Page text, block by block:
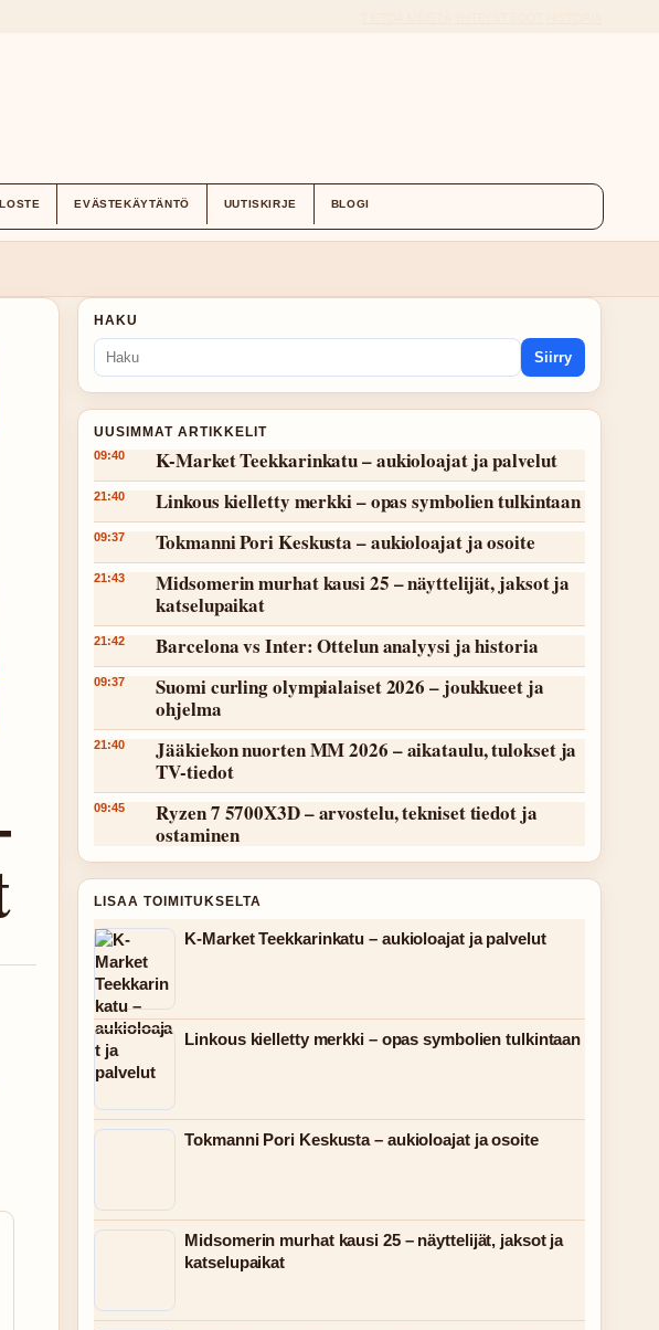
EVÄSTEKÄYTÄNTÖ UUTISKIRJE BLOGI
HAKU
Siirry
UUSIMMAT ARTIKKELIT
09:40 K-Market Teekkarinkatu – aukioloajat ja palvelut
21:40 Linkous kielletty merkki – opas symbolien tulkintaan
09:37 Tokmanni Pori Keskusta – aukioloajat ja osoite
21:43
Midsomerin murhat kausi 25 – näyttelijät, jaksot ja
katselupaikat
21:42 Barcelona vs Inter: Ottelun analyysi ja historia
09:37
Suomi curling olympialaiset 2026 – joukkueet ja
ohjelma
21:40
Jääkiekon nuorten MM 2026 – aikataulu, tulokset ja
TV-tiedot
09:45
Ryzen 7 5700X3D – arvostelu, tekniset tiedot ja
ostaminen
LISAA TOIMITUKSELTA
K-Market Teekkarinkatu – aukioloajat ja palvelut
Linkous kielletty merkki – opas symbolien tulkintaan
Tokmanni Pori Keskusta – aukioloajat ja osoite
Midsomerin murhat kausi 25 – näyttelijät, jaksot ja
katselupaikat